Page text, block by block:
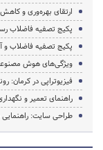
ارتقای بهره‌وری و
پکیج تصفیه فاضلاب
پکیج تصفیه فاضلاب و
ویژگی‌های هوش
فیزیوتراپی در
راهنمای تعمیر و
طراحی سایت: